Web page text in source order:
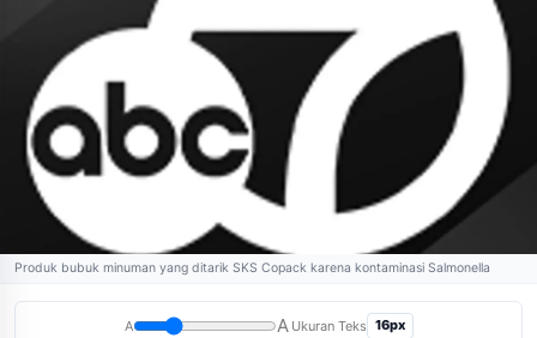
Produk bubuk minuman yang ditarik SKS Copack karena kontaminasi Salmonella
A A Ukuran Teks 16px